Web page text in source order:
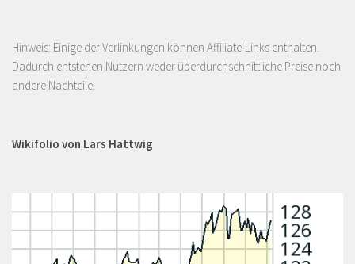
Hinweis: Einige der Verlinkungen können Affiliate-Links enthalten.
Dadurch entstehen Nutzern weder überdurchschnittliche Preise noch
andere Nachteile.
Wikifolio von Lars Hattwig